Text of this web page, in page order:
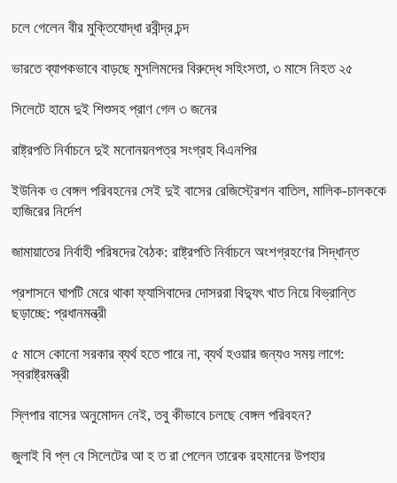
চলে গেলেন বীর মুক্তিযোদ্ধা রবীন্দ্র চন্দ
ভারতে ব্যাপকভাবে বাড়ছে মুসলিমদের বিরুদ্ধে সহিংসতা, ৩ মাসে নিহত ২৫
সিলেটে হামে দুই শিশুসহ প্রাণ গেল ৩ জনের
রাষ্ট্রপতি নির্বাচনে দুই মনোনয়নপত্র সংগ্রহ বিএনপির
ইউনিক ও বেঙ্গল পরিবহনের সেই দুই বাসের রেজিস্ট্রেশন বাতিল, মালিক-চালককে
হাজিরের নির্দেশ
জামায়াতের নির্বাহী পরিষদের বৈঠক: রাষ্ট্রপতি নির্বাচনে অংশগ্রহণের সিদ্ধান্ত
প্রশাসনে ঘাপটি মেরে থাকা ফ্যাসিবাদের দোসররা বিদ্যুৎ খাত নিয়ে বিভ্রান্তি
ছড়াচ্ছে: প্রধানমন্ত্রী
৫ মাসে কোনো সরকার ব্যর্থ হতে পারে না, ব্যর্থ হওয়ার জন্যও সময় লাগে:
স্বরাষ্ট্রমন্ত্রী
স্লিপার বাসের অনুমোদন নেই, তবু কীভাবে চলছে বেঙ্গল পরিবহন?
জুলাই বি প্ল বে সিলেটের আ হ ত রা পেলেন তারেক রহমানের উপহার